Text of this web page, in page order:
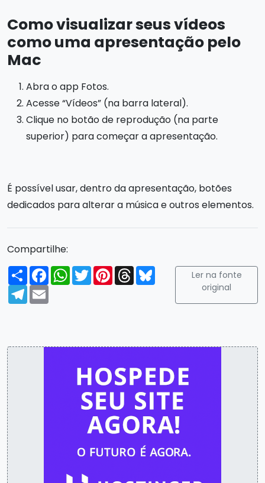
Como visualizar seus vídeos
como uma apresentação pelo
Mac
Abra o app Fotos.
Acesse “Vídeos” (na barra lateral).
Clique no botão de reprodução (na parte
superior) para começar a apresentação.
É possível usar, dentro da apresentação, botões
dedicados para alterar a música e outros elementos.
Compartilhe:
Compartilhar
FacebookWhatsApp
TwitterPinterest
ThreadsBluesky
Telegram
Email
Ler na fonte
original